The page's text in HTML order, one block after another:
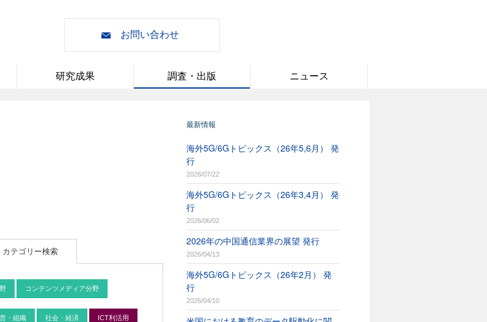
お問い合わせ
研究成果 調査・出版 ニュース
カテゴリー検索
コンテンツメディア分野
・組織 社会・経済 ICT利活用
最新情報
海外5G/6Gトピックス（26年5,6月） 発
行
2026/07/22
海外5G/6Gトピックス（26年3,4月） 発
行
2026/06/02
2026年の中国通信業界の展望 発行
2026/04/13
海外5G/6Gトピックス（26年2月） 発
行
2026/04/10